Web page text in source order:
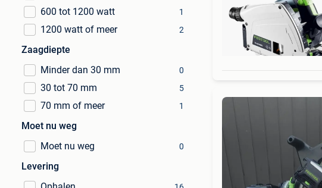
600 tot 1200 watt 1
1200 watt of meer 2
Zaagdiepte
Minder dan 30 mm
0
30 tot 70 mm 5
70 mm of meer 1
Moet nu weg
Moet nu weg
0
Levering